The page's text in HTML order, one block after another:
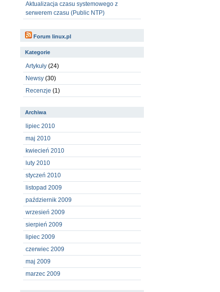
Aktualizacja czasu systemowego z
serwerem czasu (Public NTP)
Forum linux.pl
Kategorie
Artykuły (24)
Newsy (30)
Recenzje (1)
Archiwa
lipiec 2010
maj 2010
kwiecień 2010
luty 2010
styczeń 2010
listopad 2009
październik 2009
wrzesień 2009
sierpień 2009
lipiec 2009
czerwiec 2009
maj 2009
marzec 2009